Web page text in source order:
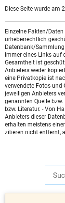
Diese Seite wurde am
Einzelne Fakten/
urheberrechtlich
Datenbank/
immer eines Links auf
Gesamtheit ist
Anbieters weder
eine Privatkopie ist
verwendete Fotos und
jeweiligen Anbieters
genannten Quelle
bzw. Literatur. - Von
Anbieters dieser
erhalten meistens
zitieren nicht entfernt,